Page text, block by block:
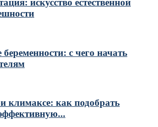
искусство естественной
с чего начать
климаксе: как подобрать